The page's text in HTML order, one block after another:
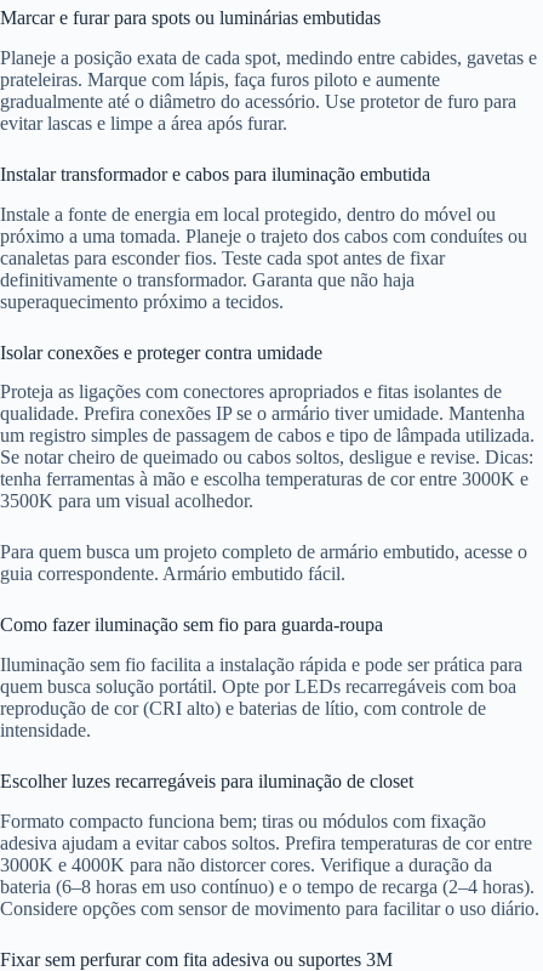
Marcar e furar para spots ou luminárias embutidas
Planeje a posição exata de cada spot, medindo entre cabides, gavetas e
prateleiras. Marque com lápis, faça furos piloto e aumente
gradualmente até o diâmetro do acessório. Use protetor de furo para
evitar lascas e limpe a área após furar.
Instalar transformador e cabos para iluminação embutida
Instale a fonte de energia em local protegido, dentro do móvel ou
próximo a uma tomada. Planeje o trajeto dos cabos com conduítes ou
canaletas para esconder fios. Teste cada spot antes de fixar
definitivamente o transformador. Garanta que não haja
superaquecimento próximo a tecidos.
Isolar conexões e proteger contra umidade
Proteja as ligações com conectores apropriados e fitas isolantes de
qualidade. Prefira conexões IP se o armário tiver umidade. Mantenha
um registro simples de passagem de cabos e tipo de lâmpada utilizada.
Se notar cheiro de queimado ou cabos soltos, desligue e revise. Dicas:
tenha ferramentas à mão e escolha temperaturas de cor entre 3000K e
3500K para um visual acolhedor.
Para quem busca um projeto completo de armário embutido, acesse o
guia correspondente. Armário embutido fácil.
Como fazer iluminação sem fio para guarda-roupa
Iluminação sem fio facilita a instalação rápida e pode ser prática para
quem busca solução portátil. Opte por LEDs recarregáveis com boa
reprodução de cor (CRI alto) e baterias de lítio, com controle de
intensidade.
Escolher luzes recarregáveis para iluminação de closet
Formato compacto funciona bem; tiras ou módulos com fixação
adesiva ajudam a evitar cabos soltos. Prefira temperaturas de cor entre
3000K e 4000K para não distorcer cores. Verifique a duração da
bateria (6–8 horas em uso contínuo) e o tempo de recarga (2–4 horas).
Considere opções com sensor de movimento para facilitar o uso diário.
Fixar sem perfurar com fita adesiva ou suportes 3M